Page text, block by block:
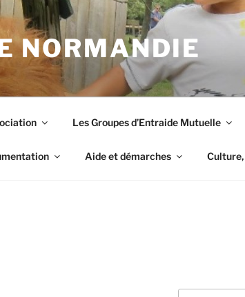
NORMANDIE
Les Groupes d’Entraide Mutuelle
Aide et démarches